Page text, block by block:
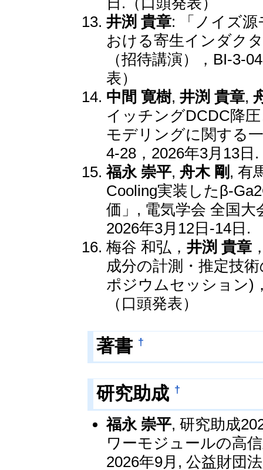
井渕 貴章: 「ノイズ
おける寄生インダク
（招待講演），BI-3-
表）
中間 寛樹,井渕 貴章,
イッチングDCDC降
モデリングに関する
4-28，2026年3月13日
福永 崇平,舟木 剛 , 有
Cooling実装したβ-
価」, 電気学会 全国
2026年3月12日-14日.
梅谷 和弘，井渕 貴章
成分の計測・推定技
ポジウムセッション)
（口頭発表）
著書 †
研究助成 †
福永 崇平, 研究助成
ワーモジュールの高
2026年9月, 公益財団